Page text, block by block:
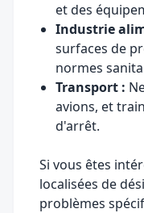
et des
Industrie
surfaces de
normes
Transport :
avions, et
d'arrêt.
Si vous êtes
localisées de
problèmes